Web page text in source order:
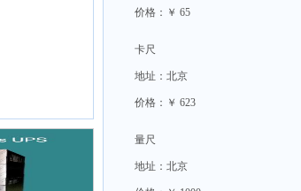
价格：￥ 65
卡尺
地址：北京
价格：￥ 623
量尺
地址：北京